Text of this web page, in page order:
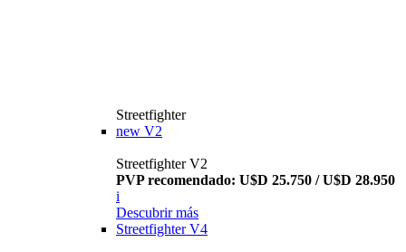
Streetfighter
new V2
Streetfighter V2
PVP recomendado: U$D 25.750 / U$D 28.950
i
Descubrir más
Streetfighter V4